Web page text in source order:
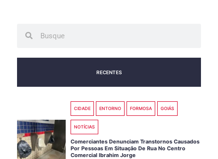
RECENTES
CIDADE ENTORNO FORMOSA GOIÁS
NOTÍCIAS
Comerciantes Denunciam Transtornos Causados
Por Pessoas Em Situação De Rua No Centro
Comercial Ibrahim Jorge